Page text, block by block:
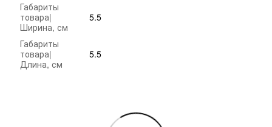
Габариты
товара|
Ширина, см
5.5
Габариты
товара|
Длина, см
5.5